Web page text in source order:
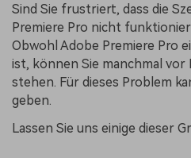
Sind Sie frustriert, dass die
Premiere Pro nicht
Obwohl Adobe Premiere Pro
ist, können Sie manchmal
stehen. Für dieses Problem
geben.
Lassen Sie uns einige dieser